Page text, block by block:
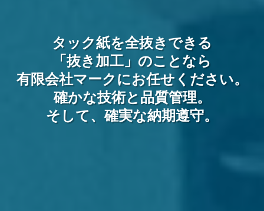
タック紙を全抜きできる
「抜き加工」のことなら
有限会社マークにお任せください。
確かな技術と品質管理。
そして、確実な納期遵守。